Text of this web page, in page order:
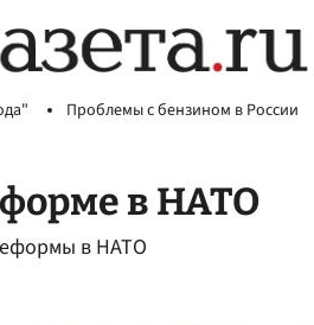
Проблемы с бензином в России
в НАТО
в НАТО